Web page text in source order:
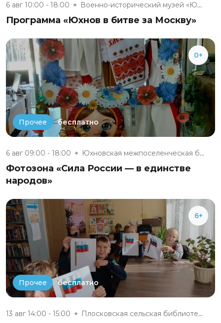
6 авг 10:00 - 18:00 Военно-исторический музей «Юхн...
Программа «Юхнов в битве за Москву»
0+
Прочее бесплатно
6 авг 09:00 - 18:00 Юхновская межпоселенческая биб...
Фотозона «Сила России — в единстве
народов»
6+
Прочее бесплатно
13 авг 14:00 - 15:00 Плосковская сельская библиотек...